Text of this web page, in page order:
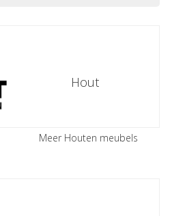
Hout
Meer Houten meubels